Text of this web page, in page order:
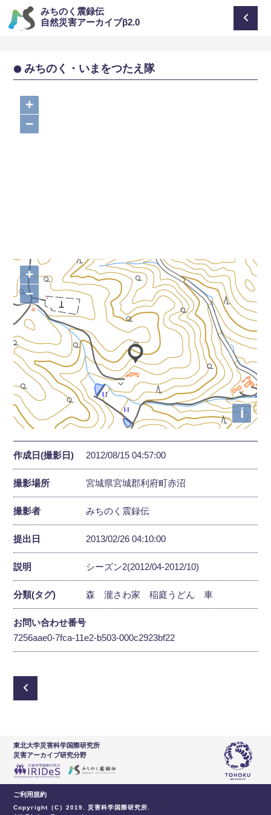
みちのく震録伝
自然災害アーカイブβ2.0
みちのく・いまをつたえ隊
+
−
+
−
i
作成日(撮影日) 2012/08/15 04:57:00
撮影場所 宮城県宮城郡利府町赤沼
撮影者 みちのく震録伝
提出日 2013/02/26 04:10:00
説明 シーズン2(2012/04-2012/10)
分類(タグ) 森 瀧さわ家 稲庭うどん 車
お問い合わせ番号
7256aae0-7fca-11e2-b503-000c2923bf22
東北大学災害科学国際研究所
災害アーカイブ研究分野
ご利用規約
Copyright（C）2019. 災害科学国際研究所.